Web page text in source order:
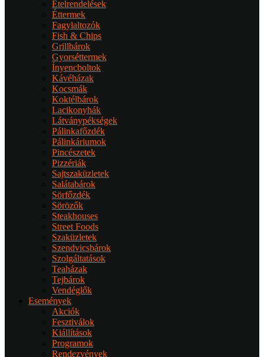
Ételrendelések
Éttermek
Fagylaltozók
Fish & Chips
Grillbárok
Gyorséttermek
Ínyencboltok
Kávéházak
Kocsmák
Koktélbárok
Lacikonyhák
Látványpékségek
Pálinkafőzdék
Pálinkáriumok
Pincészetek
Pizzériák
Sajtszaküzletek
Salátabárok
Sörfőzdék
Sörözők
Steakhouses
Street Foods
Szaküzletek
Szendvicsbárok
Szolgáltatások
Teaházak
Tejbárok
Vendéglők
Események
Akciók
Fesztiválok
Kiállítások
Programok
Rendezvények